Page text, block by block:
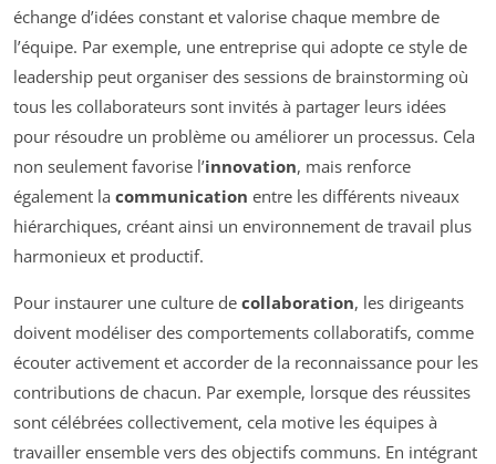
échange d’idées constant et valorise chaque membre de
l’équipe. Par exemple, une entreprise qui adopte ce style de
leadership peut organiser des sessions de brainstorming où
tous les collaborateurs sont invités à partager leurs idées
pour résoudre un problème ou améliorer un processus. Cela
non seulement favorise l’innovation, mais renforce
également la communication entre les différents niveaux
hiérarchiques, créant ainsi un environnement de travail plus
harmonieux et productif.
Pour instaurer une culture de collaboration, les dirigeants
doivent modéliser des comportements collaboratifs, comme
écouter activement et accorder de la reconnaissance pour les
contributions de chacun. Par exemple, lorsque des réussites
sont célébrées collectivement, cela motive les équipes à
travailler ensemble vers des objectifs communs. En intégrant